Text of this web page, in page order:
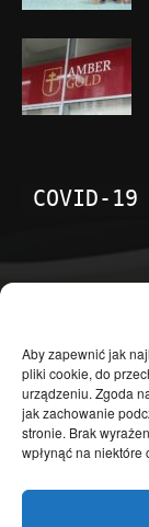
Aby zapewnić jak
pliki cookie, do
urządzeniu. Zgoda
jak zachowanie
stronie. Brak
wpłynąć na niektóre
COVID-19
Temat dnia
Publicystyka
Polityka
Polska
Społeczeństwo